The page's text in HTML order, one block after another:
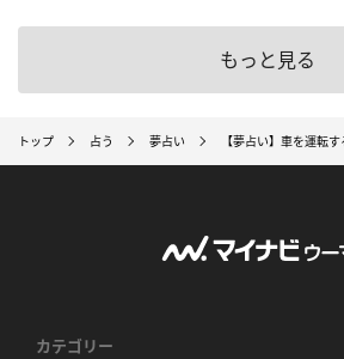
もっと見る
トップ 占う 夢占い 【夢占い】車を運転
カテゴリー